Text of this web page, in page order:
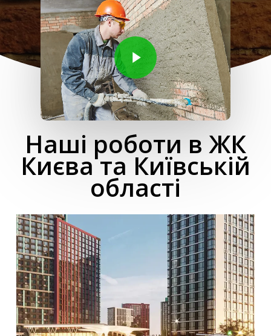
Play Video
Наші роботи в ЖК
Києва та Київській
області